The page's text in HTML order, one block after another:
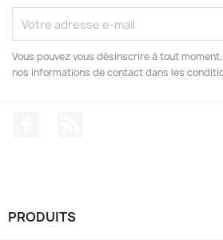
Vous pouvez vous désinscrire à tout
nos informations de contact dans les
PRODUITS